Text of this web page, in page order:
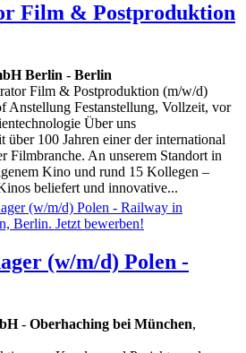
Film & Postproduktion
Berlin - Berlin
Film & Postproduktion (m/w/d)
Anstellung Festanstellung, Vollzeit, vor
Über uns
über 100 Jahren einer der international
Filmbranche. An unserem Standort in
Kino und rund 15 Kollegen –
beliefert und innovative...
(w/m/d) Polen -
- Oberhaching bei München,